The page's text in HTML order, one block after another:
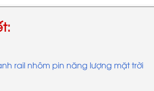
rail nhôm pin năng lượng mặt trời